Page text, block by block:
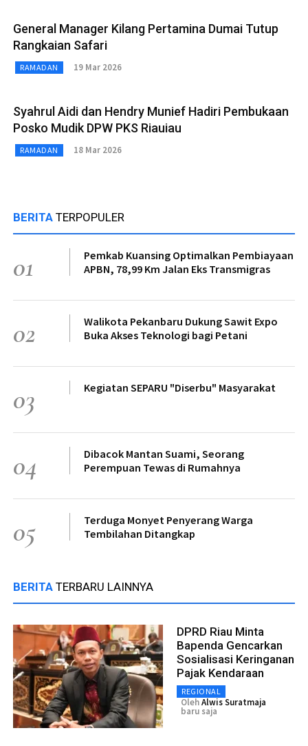
General Manager Kilang Pertamina Dumai Tutup
Rangkaian Safari
RAMADAN 19 Mar 2026
Syahrul Aidi dan Hendry Munief Hadiri Pembukaan
Posko Mudik DPW PKS Riauiau
RAMADAN 18 Mar 2026
BERITA TERPOPULER
01
Pemkab Kuansing Optimalkan Pembiayaan
APBN, 78,99 Km Jalan Eks Transmigras
02
Walikota Pekanbaru Dukung Sawit Expo
Buka Akses Teknologi bagi Petani
03 Kegiatan SEPARU "Diserbu" Masyarakat
04
Dibacok Mantan Suami, Seorang
Perempuan Tewas di Rumahnya
05
Terduga Monyet Penyerang Warga
Tembilahan Ditangkap
BERITA TERBARU LAINNYA
DPRD Riau Minta
Bapenda Gencarkan
Sosialisasi Keringanan
Pajak Kendaraan
REGIONAL
OlehAlwis Suratmaja
baru saja